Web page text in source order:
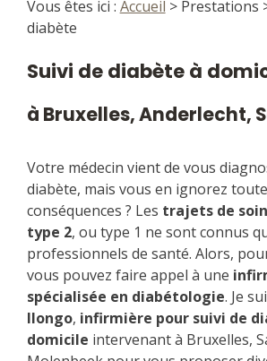
Vous êtes ici : Accueil > Prestations
diabète
Suivi de diabète à
à Bruxelles, Anderlecht,
Votre médecin vient de vous
diabète, mais vous en ignorez
conséquences ? Les trajets de
type 2, ou type 1 ne sont connus
professionnels de santé. Alors,
vous pouvez faire appel à une
spécialisée en diabétologie. Je
Ilongo, infirmière pour suivi de
domicile intervenant à Bruxelles,